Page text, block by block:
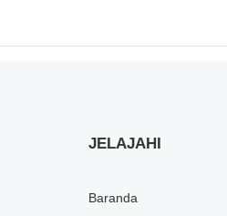
JELAJAHI
Baranda